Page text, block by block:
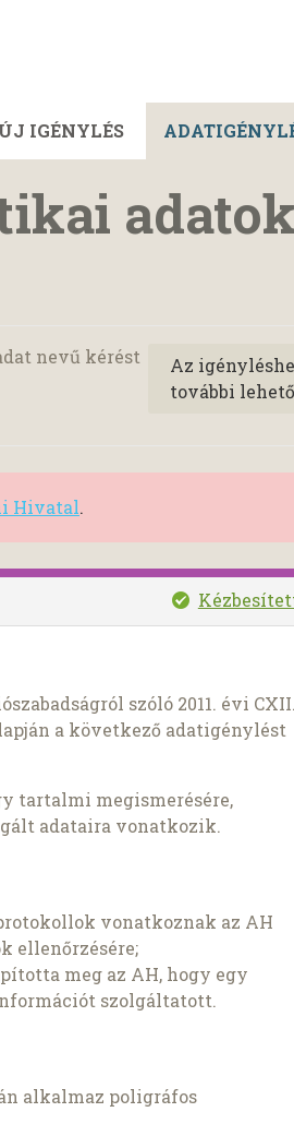
ÚJ IGÉNYLÉS
nevű kérést
Az
további
Hivatal.
szóló 2011. évi CXII.
a következő adatigénylést
tartalmi megismerésére,
adataira vonatkozik.
vonatkoznak az AH
ellenőrzésére;
meg az AH, hogy egy
szolgáltatott.
alkalmaz poligráfos